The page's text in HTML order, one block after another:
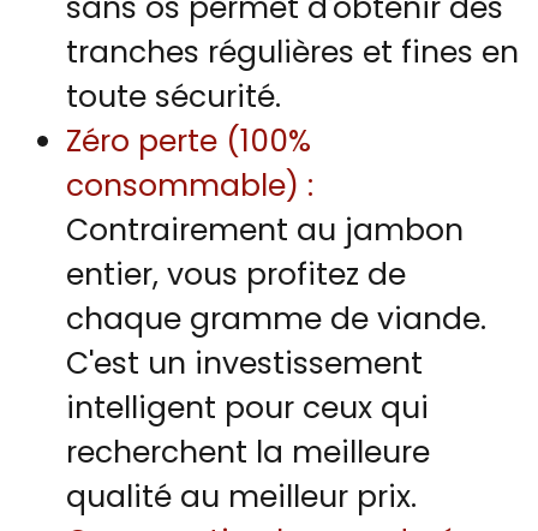
tranches régulières et fines en
toute sécurité.
Zéro perte (100%
consommable) :
Contrairement au jambon
entier, vous profitez de
chaque gramme de viande.
C'est un investissement
intelligent pour ceux qui
recherchent la meilleure
qualité au meilleur prix.